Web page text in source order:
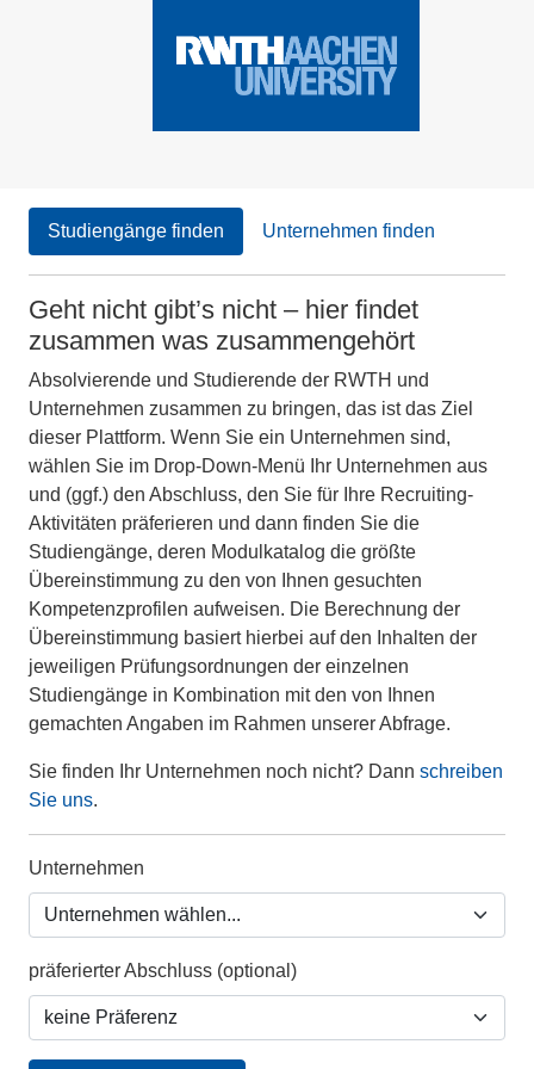
Studiengänge finden Unternehmen finden
Geht nicht gibt’s nicht – hier findet
zusammen was zusammengehört
Absolvierende und Studierende der RWTH und
Unternehmen zusammen zu bringen, das ist das Ziel
dieser Plattform. Wenn Sie ein Unternehmen sind,
wählen Sie im Drop-Down-Menü Ihr Unternehmen aus
und (ggf.) den Abschluss, den Sie für Ihre Recruiting-
Aktivitäten präferieren und dann finden Sie die
Studiengänge, deren Modulkatalog die größte
Übereinstimmung zu den von Ihnen gesuchten
Kompetenzprofilen aufweisen. Die Berechnung der
Übereinstimmung basiert hierbei auf den Inhalten der
jeweiligen Prüfungsordnungen der einzelnen
Studiengänge in Kombination mit den von Ihnen
gemachten Angaben im Rahmen unserer Abfrage.
Sie finden Ihr Unternehmen noch nicht? Dann schreiben
Sie uns.
Unternehmen
präferierter Abschluss (optional)